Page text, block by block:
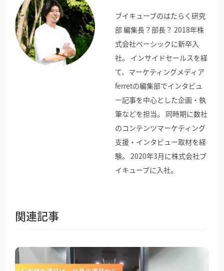
ブイキューブのはたらく研究
部 編集長？部長？ 2018年株
式会社ベーシックに新卒入
社。 インサイドセールスを経
て、マーケティングメディア
ferretの編集部でインタビュ
ー記事を中心とした企画・執
筆などを担当。 同時期に数社
のコンテンツマーケティング
支援・インタビュー取材を経
験。 2020年3月に株式会社ブ
イキューブに入社。
関連記事